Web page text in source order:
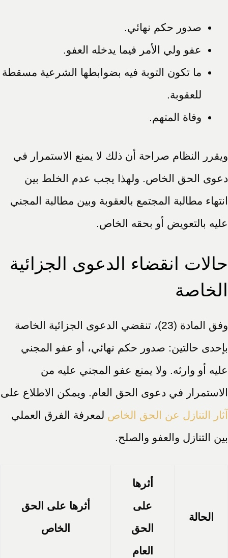
صدور حكم نهائي.
عفو ولي الأمر فيما يدخله العفو.
ما تكون التوبة فيه بضوابطها الشرعية مسقطة
للعقوبة.
وفاة المتهم.
ويقرر النظام صراحة أن ذلك لا يمنع الاستمرار في
دعوى الحق الخاص. ولهذا يجب عدم الخلط بين
انتهاء مطالبة المجتمع بالعقوبة وبين مطالبة المجني
عليه بالتعويض أو بحقه الخاص.
حالات انقضاء الدعوى الجزائية
الخاصة
وفق المادة (23)، تنقضي الدعوى الجزائية الخاصة
بإحدى حالتين: صدور حكم نهائي، أو عفو المجني
عليه أو وارثه. ولا يمنع عفو المجني عليه من
الاستمرار في دعوى الحق العام. ويمكن الاطلاع على
آثار التنازل عن الحق الخاص لمعرفة الفرق العملي
بين التنازل والعفو والصلح.
الحالة
أثرها
على
الحق
العام
أثرها على الحق
الخاص